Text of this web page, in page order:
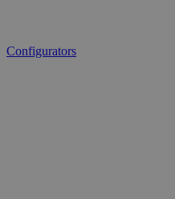
Configurators